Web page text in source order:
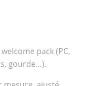
pack (PC,
gourde…).